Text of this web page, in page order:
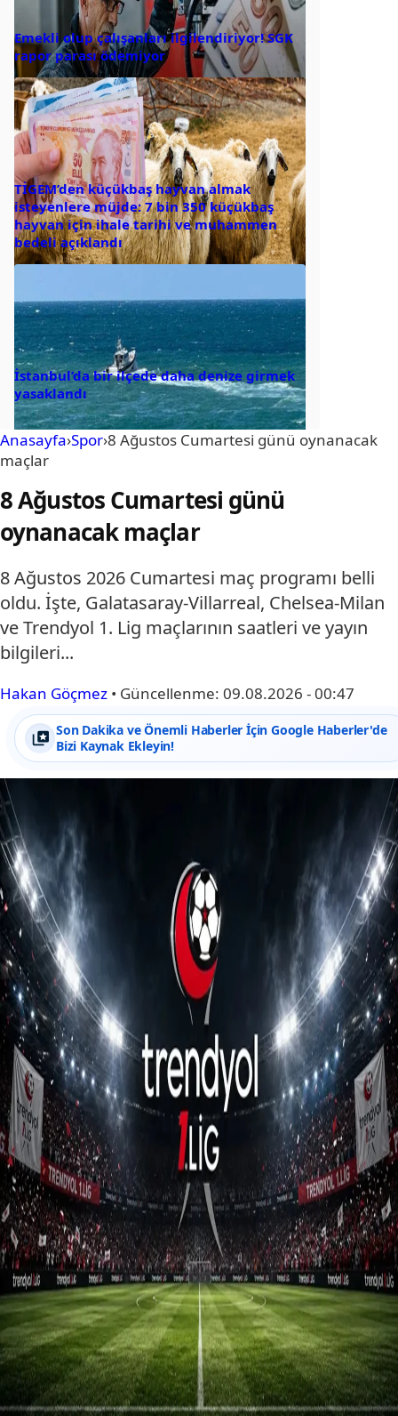
Emekli olup çalışanları ilgilendiriyor! SGK
rapor parası ödemiyor
TİGEM’den küçükbaş hayvan almak
isteyenlere müjde: 7 bin 350 küçükbaş
hayvan için ihale tarihi ve muhammen
bedeli açıklandı
İstanbul’da bir ilçede daha denize girmek
yasaklandı
Anasayfa›Spor›8 Ağustos Cumartesi günü oynanacak
maçlar
8 Ağustos Cumartesi günü
oynanacak maçlar
8 Ağustos 2026 Cumartesi maç programı belli
oldu. İşte, Galatasaray-Villarreal, Chelsea-Milan
ve Trendyol 1. Lig maçlarının saatleri ve yayın
bilgileri...
Hakan Göçmez • Güncellenme: 09.08.2026 - 00:47
Son Dakika ve Önemli Haberler İçin Google Haberler'de
Bizi Kaynak Ekleyin!